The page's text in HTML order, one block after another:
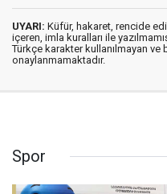
UYARI: Küfür, hakaret, rencide
içeren, imla kuralları ile
Türkçe karakter kullanılmayan ve
onaylanmamaktadır.
Spor